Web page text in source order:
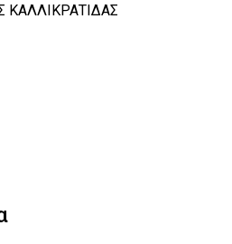
ΚΑΛΛΙΚΡΑΤΙΔΑΣ